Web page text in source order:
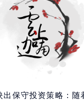
出保守投资策略：随